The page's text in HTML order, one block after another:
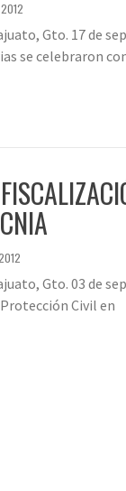
2012
Gto. 17 de
se celebraron
Gto. 03 de
Civil en